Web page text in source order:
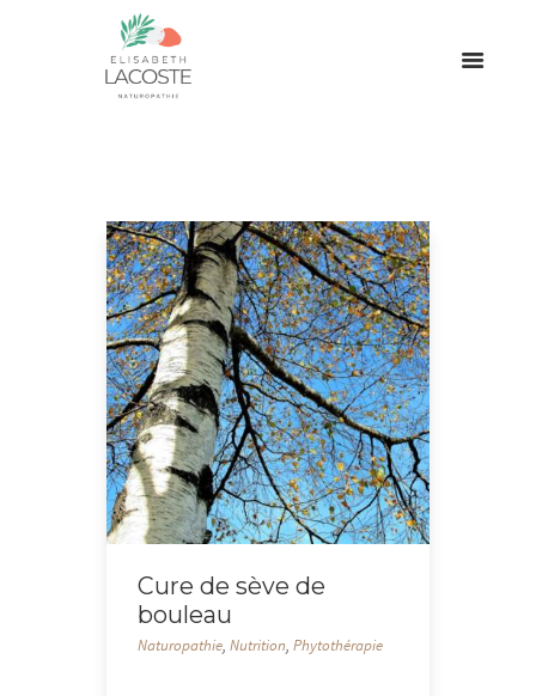
Cure de sève de
bouleau
Naturopathie,Nutrition,Phytothérapie